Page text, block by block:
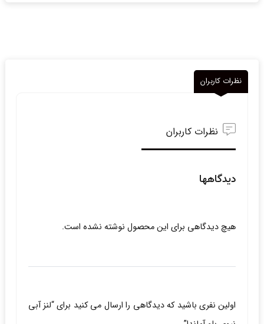
نظرات کاربران
نظرات کاربران
دیدگاهها
هیچ دیدگاهی برای این محصول نوشته نشده است.
اولین نفری باشید که دیدگاهی را ارسال می کنید برای “لنز آبی